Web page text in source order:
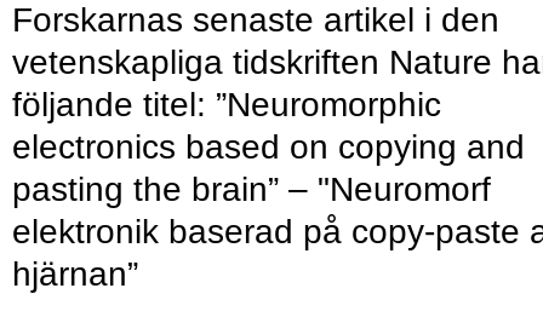
Forskarnas senaste artikel i den
vetenskapliga tidskriften Nature
följande titel: ”Neuromorphic
electronics based on copying and
pasting the brain” – "Neuromorf
elektronik baserad på copy-paste
hjärnan”